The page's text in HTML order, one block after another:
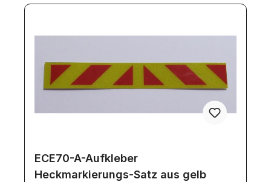
ECE70-A-Aufkleber
Heckmarkierungs-Satz aus gelb